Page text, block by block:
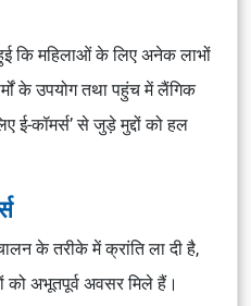
कि महिलाओं के लिए अनेक लाभों
के उपयोग तथा पहुंच में लैंगिक
ई-कॉमर्स’ से जुड़े मुद्दों को हल
के तरीके में क्रांति ला दी है,
को अभूतपूर्व अवसर मिले हैं।